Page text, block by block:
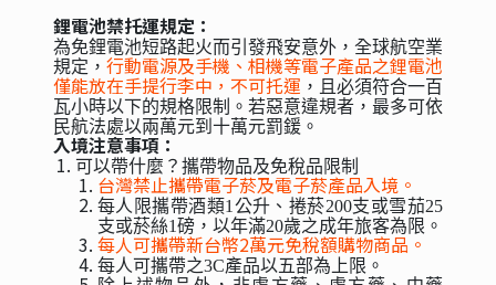
鋰電池禁托運規定：
為免鋰電池短路起火而引發飛安意外，全球航空業
規定， 行動電源及手機、相機等電子產品之鋰電池
僅能放在手提行李中，不可托運 ，且必須符合一百
瓦小時以下的規格限制。若惡意違規者，最多可依
民航法處以兩萬元到十萬元罰鍰。
入境注意事項：
可以帶什麼？攜帶物品及免稅品限制
台灣禁止攜帶電子菸及電子菸產品入境。
每人限攜帶酒類1公升、捲菸200支或雪茄25
支或菸絲1磅，以年滿20歲之成年旅客為限。
每人可攜帶新台幣2萬元免稅額購物商品。
每人可攜帶之3C產品以五部為上限。